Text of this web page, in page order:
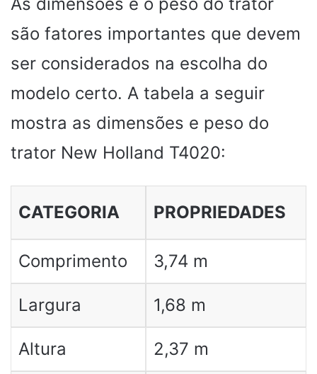
são fatores importantes que devem
ser considerados na escolha do
modelo certo. A tabela a seguir
mostra as dimensões e peso do
trator New Holland T4020:
CATEGORIA PROPRIEDADES
Comprimento 3,74 m
Largura 1,68 m
Altura 2,37 m